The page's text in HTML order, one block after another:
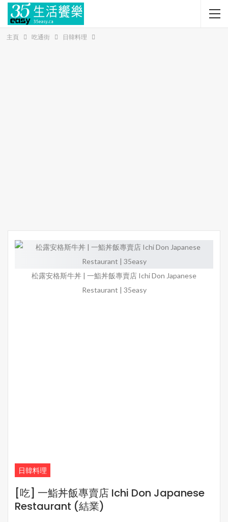
主頁 吃通街 日韓料理
松露安格斯牛丼 | 一鮨丼飯專賣店 Ichi Don Japanese
Restaurant | 35easy
日韓料理
[吃] 一鮨丼飯專賣店 Ichi Don Japanese
Restaurant (結業)